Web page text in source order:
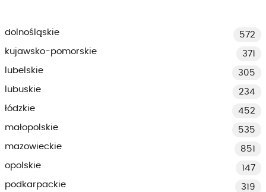
dolnośląskie
572
kujawsko-pomorskie
371
lubelskie
305
lubuskie
234
łódzkie
452
małopolskie
535
mazowieckie
851
opolskie
147
podkarpackie
319